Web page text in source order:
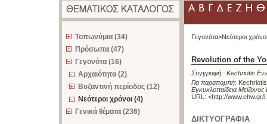
Τοπωνύμια (34)
Πρόσωπα (47)
Γεγονότα (16)
Αρχαιότητα (2)
Βυζαντινή περίοδος (12)
Νεότεροι χρόνοι (4)
Γενικά θέματα (236)
Γεγονότα>Νεότεροι
Revolution of the
Συγγραφή : Kechriotis
Για παραπομπή:
Εγκυκλοπαίδεια
URL: <http://www.ehw.gr/
ΔΙΚΤΥΟΓΡΑΦΙΑ